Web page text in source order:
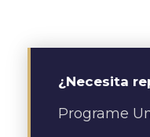
¿Necesita
Programe